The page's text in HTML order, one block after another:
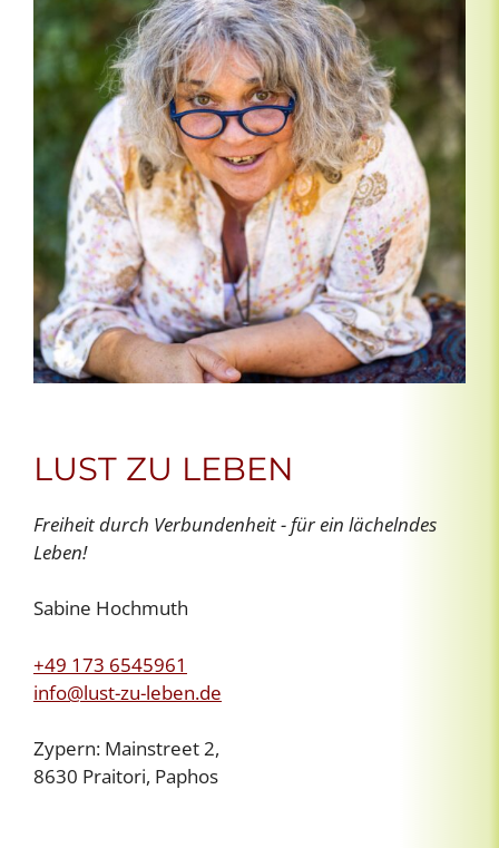
LUST ZU LEBEN
Freiheit durch Verbundenheit - für ein lächelndes
Leben!
Sabine Hochmuth
+49 173 6545961
info@lust-zu-leben.de
Zypern: Mainstreet 2,
8630 Praitori, Paphos